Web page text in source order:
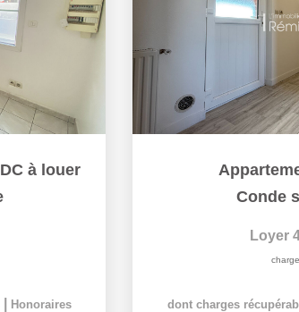
à louer
Honoraires
Conde
Loyer
dont charges